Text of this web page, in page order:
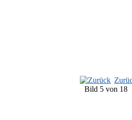
Bild 5 von 18